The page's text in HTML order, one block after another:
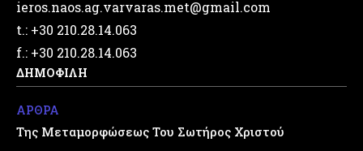
ieros.naos.ag.varvaras.met@gmail.com
t.: +30 210.28.14.063
f.: +30 210.28.14.063
ΔΗΜΟΦΙΛΗ
ΑΡΘΡΑ
Της Μεταμορφώσεως Του Σωτήρος Χριστού